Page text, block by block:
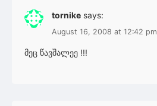
tornike says:
August 16, 2008 at 12:42 pm
მეც წავშალეე !!!